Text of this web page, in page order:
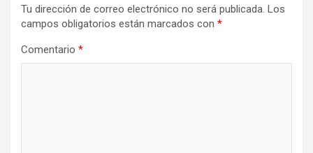
Tu dirección de correo electrónico no será publicada. Los
campos obligatorios están marcados con *
Comentario *